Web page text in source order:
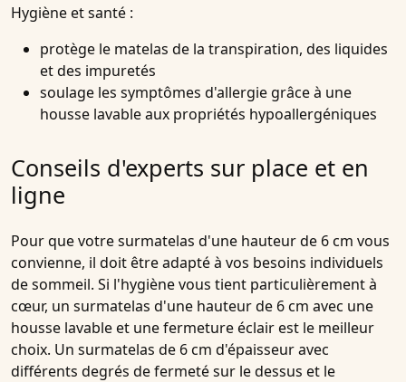
Hygiène et santé :
protège le matelas de la transpiration, des liquides
et des impuretés
soulage les symptômes d'allergie grâce à une
housse lavable aux propriétés hypoallergéniques
Conseils d'experts sur place et en
ligne
Pour que votre surmatelas d'une hauteur de 6 cm vous
convienne, il doit être adapté à vos besoins individuels
de sommeil. Si l'hygiène vous tient particulièrement à
cœur, un surmatelas d'une hauteur de 6 cm avec une
housse lavable et une fermeture éclair est le meilleur
choix. Un surmatelas de 6 cm d'épaisseur avec
différents degrés de fermeté sur le dessus et le